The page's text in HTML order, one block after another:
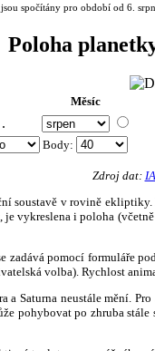
jsou spočítány pro období od 6.
Poloha
Měsíc
.
Body:
Zdroj dat:
soustavě v rovině
vykreslena i poloha
pomocí formuláře
volba). Rychlost
a Saturna neustále mění.
pohybovat po zhruba